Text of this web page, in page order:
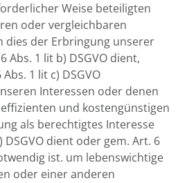
Weise beteiligten
oder vergleichbaren
dies der Erbringung unserer
Abs. 1 lit b) DSGVO dient,
1 lit c) DSGVO
Interessen oder denen
und kostengünstigen
als berechtigtes Interesse
DSGVO dient oder gem. Art. 6
ist. um lebenswichtige
oder einer anderen